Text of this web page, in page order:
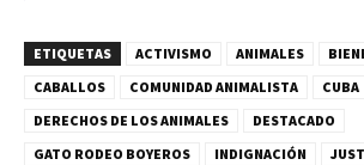
ETIQUETAS ACTIVISMO ANIMALES
CABALLOS
COMUNIDAD ANIMALISTA
CUBA
DERECHOS DE LOS ANIMALES
DESTACADO
GATO RODEO BOYEROS
INDIGNACIÓN